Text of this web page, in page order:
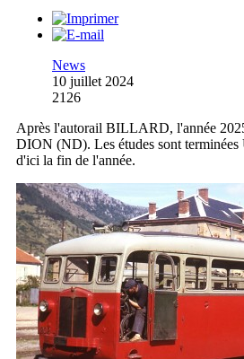
News
10 juillet 2024
2126
Après l'autorail BILLARD, l'année
DION (ND). Les études sont terminées
d'ici la fin de l'année.